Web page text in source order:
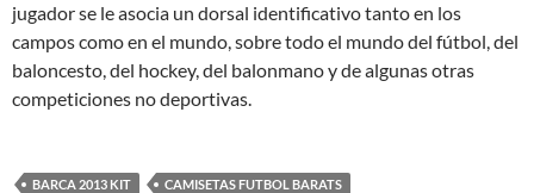
jugador se le asocia un dorsal identificativo tanto en los
campos como en el mundo, sobre todo el mundo del fútbol, del
baloncesto, del hockey, del balonmano y de algunas otras
competiciones no deportivas.
BARCA 2013 KIT
CAMISETAS FUTBOL BARATS